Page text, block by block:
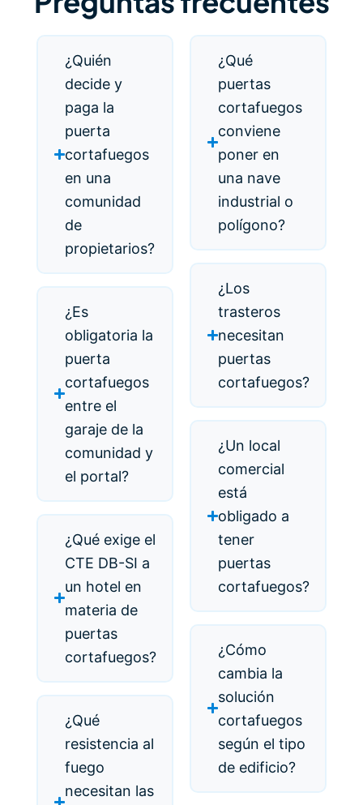
¿Quién
decide y
paga la
puerta
cortafuegos
en una
comunidad
de
propietarios?
¿Es
obligatoria la
puerta
cortafuegos
entre el
garaje de la
comunidad y
el portal?
¿Qué exige el
CTE DB-SI a
un hotel en
materia de
puertas
cortafuegos?
¿Qué
resistencia al
fuego
necesitan las
¿Qué
puertas
cortafuegos
conviene
poner en
una nave
industrial o
polígono?
¿Los
trasteros
necesitan
puertas
cortafuegos?
¿Un local
comercial
está
obligado a
tener
puertas
cortafuegos?
¿Cómo
cambia la
solución
cortafuegos
según el tipo
de edificio?